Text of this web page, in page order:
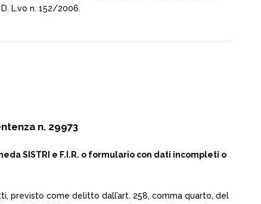
L.vo n. 152/2006.
n. 29973
SISTRI e F.I.R. o formulario con dati incompleti o
previsto come delitto dall’art. 258, comma quarto, del